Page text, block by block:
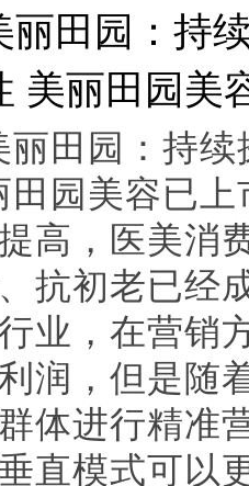
丽田园：持
美丽田园美
丽田园：持
田园美容已
高，医美消
抗初老已经
业，在营销
润，但是随
体进行精准
直模式可以